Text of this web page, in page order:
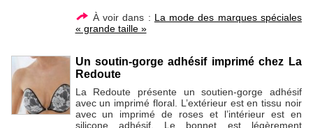
À voir dans : La mode des marques spéciales
« grande taille »
Un soutin-gorge adhésif imprimé chez La
Redoute
La Redoute présente un soutien-gorge adhésif
avec un imprimé floral. L’extérieur est en tissu noir
avec un imprimé de roses et l’intérieur est en
silicone adhésif. Le bonnet est légèrement